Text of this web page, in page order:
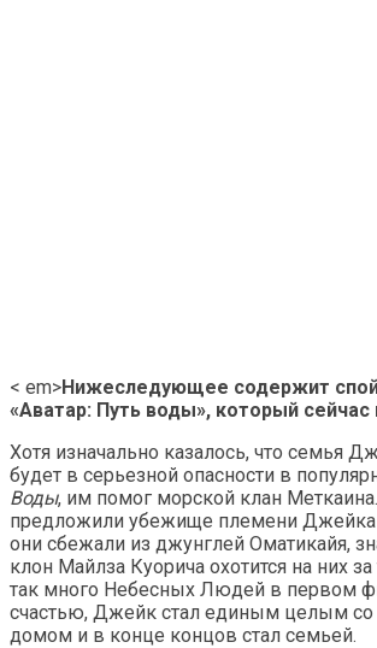
< em>Нижеследующее содержит
«Аватар: Путь воды», который сейчас
Хотя изначально казалось, что семья
будет в серьезной опасности в
Воды, им помог морской клан
предложили убежище племени Джейка
они сбежали из джунглей Оматикайя,
клон Майлза Куорича охотится на них
так много Небесных Людей в первом
счастью, Джейк стал единым целым
домом и в конце концов стал семьей.